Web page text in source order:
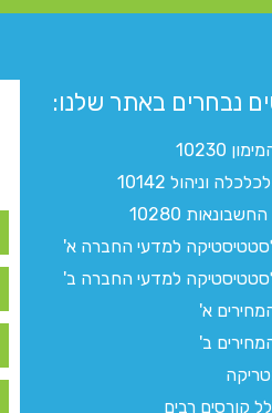
נבחרים באתר שלנו:​
10230
וניהול 10142
10280
למדעי החברה א'
למדעי החברה ב'
א'
ב'
קורסים רבים